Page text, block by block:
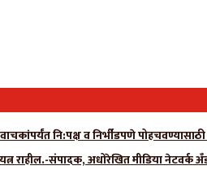
नि:पक्ष व निर्भीडपणे
राहील.-संपादक, अधोरेखित मीडिया